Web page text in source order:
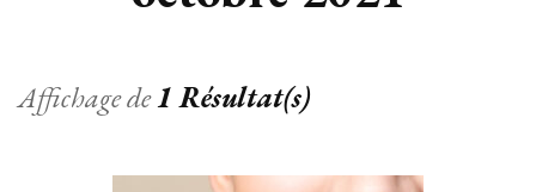
Affichage de1 Résultat(s)